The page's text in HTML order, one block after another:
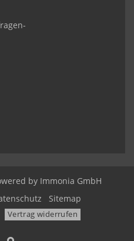
by Immonia GmbH
Sitemap
Vertrag widerrufen